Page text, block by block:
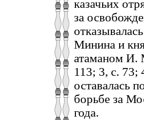
казачьих
за
Минина и
атаманом И.
113; 3, с. 73;
оставалась
борьбе за
года.